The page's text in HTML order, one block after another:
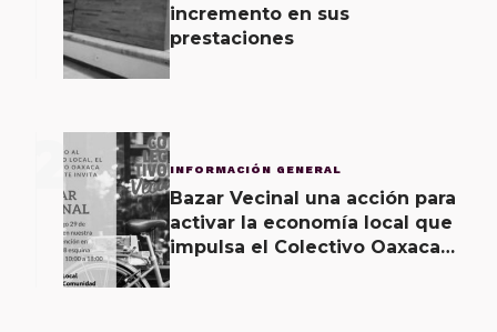
incremento en sus
prestaciones
2 INFORMACIÓN GENERAL
Bazar Vecinal una acción para
activar la economía local que
impulsa el Colectivo Oaxaca